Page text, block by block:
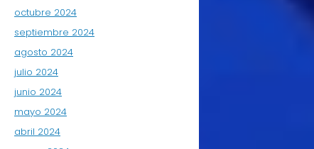
octubre 2024
septiembre 2024
agosto 2024
julio 2024
junio 2024
mayo 2024
abril 2024